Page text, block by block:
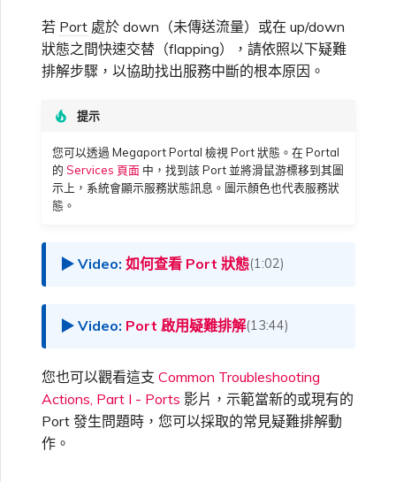
設定單一登入
提供技術支援聯絡方式
更新公司資訊
重設密碼
登入 Megaport Portal
Megaport Portal 儀表板
連線至 Latitude.sh
瞭解位置資訊
服務佈建方式
合作夥伴代管帳戶
技術規格
以服務供應商身分使用
Megaport API 管理連線
Megaport 上雲即服務
雲端原生 VPN 加密
Port 備援
終止 Port
設定服務金鑰
設定 Q-in-Q
變更合約 VXC 的速率
關閉 VXC 以進行容錯移轉測
終止 VXC
MCR
終止 Megaport Internet 連
AWS Direct Connect
Cisco Webex
Google Cloud
IBM Cloud Direct Link
Latitude.sh
AWS Direct Connect
DigitalOcean MCR 連線
IBM Cloud Direct Link MCR
OVHcloud MCR 連線
MVE Cisco SD-WAN
Palo Alto Networks
建立 MCR
設定 MCR
使用封包過濾
在 MCR 中使用 IPsec
MCR 路由管理
設定 BGP 進階設定
MCR Looking Glass（路由診
斷）
MVE 備援
Megaport 網路中的 SSE 與
建立 MVE
連線 MVE
Anapaya
建立 VXC
終止 MVE
Aruba SD-WAN
建立 VXC
終止 MVE
Aviatrix
建立 VXC
終止 MVE
建立 VXC
終止 MVE
建立 VXC
將 MPLS 與 SDCI 整合
建立 VXC
終止 MVE
建立 VXC
終止 MVE
建立 VXC
終止 MVE
建立 VXC
終止 MVE
建立 VXC
終止 MVE
France-IX 連線
管理 IX 關閉 IX
IX 工具與功能
BGP 社群
Marketplace 通知
Marketplace 常見問題
監控服務狀態
檢視工作階段事件日誌
更新公司資訊
管理最短合約期續約
管理 Megaport
Marketplace 個人檔案
新增和修改使用者
管理使用者角色
檢視作業日誌
Megaport Internet 定價與合
約條款
IX 定價與合約條款
MCR 定價與合約條款
更新帳單資訊
瞭解 Megaport 帳單
客戶現場服務
下載帳單
Port 計費
MCR 計費
MVE 計費
建立 Port
建立 VXC
變更 VXC 設定
建立至 AWS 的 VXC
建立至 Azure 的 VXC
建立至 Google Cloud 的
VXC
使用 Megaport Terraform
Provider 建立和管理服務
Terraform 狀態管理
匯入現有生產服務
使用 Terraform MCP
Server（公開測試版）
Megaport Terraform
Megaport Terraform
Provider 學習資料與資源
其他 MCR 問題
瞭解支援請求
傳送意見回饋
網路維護
歐盟數位服務法
若 Port 處於 down（未傳送流量）或在 up/down
狀態之間快速交替（flapping），請依照以下疑難
排解步驟，以協助找出服務中斷的根本原因。
提示
您可以透過 Megaport Portal 檢視 Port 狀態。在 Portal
的 Services 頁面 中，找到該 Port 並將滑鼠游標移到其圖
示上，系統會顯示服務狀態訊息。圖示顏色也代表服務狀
態。
如何查看 Port 狀態(1:02)
Port 啟用疑難排解(13:44)
您也可以觀看這支 Common Troubleshooting
Actions, Part I - Ports 影片，示範當新的或現有的
Port 發生問題時，您可以採取的常見疑難排解動
作。